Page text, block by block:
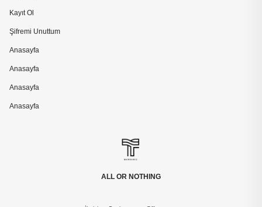
ALL OR NOTHING
Kayıt Ol
Şifremi Unuttum
Anasayfa
Anasayfa
Anasayfa
Anasayfa